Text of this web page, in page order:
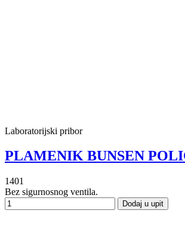
Laboratorijski pribor
PLAMENIK BUNSEN
1401
Bez sigurnosnog ventila.
Dodaj u upit